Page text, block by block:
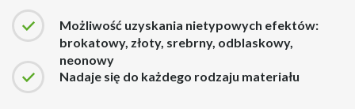
Możliwość uzyskania nietypowych efektów:
brokatowy, złoty, srebrny, odblaskowy,
neonowy
Nadaje się do każdego rodzaju materiału